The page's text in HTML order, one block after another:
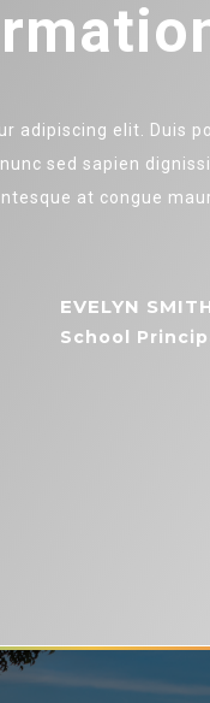
adipiscing elit. Duis
sed sapien
at congue
EVELYN SMITH
School